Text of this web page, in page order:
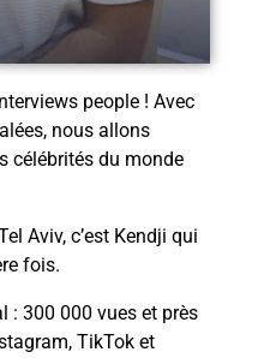
people ! Avec
nous allons
célébrités du monde
Aviv, c’est Kendji qui
fois.
: 300 000 vues et près
TikTok et